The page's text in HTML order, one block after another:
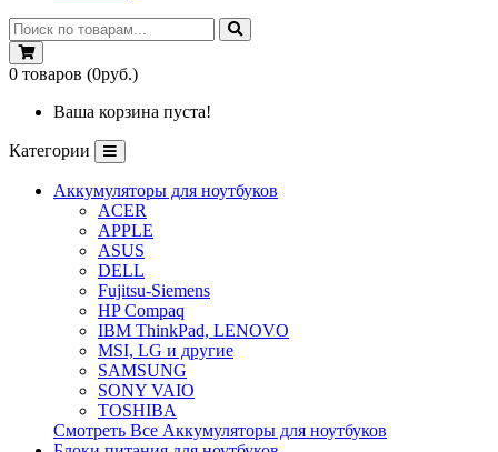
0 товаров (0руб.)
Ваша корзина пуста!
Категории
Аккумуляторы для ноутбуков
ACER
APPLE
ASUS
DELL
Fujitsu-Siemens
HP Compaq
IBM ThinkPad, LENOVO
MSI, LG и другие
SAMSUNG
SONY VAIO
TOSHIBA
Смотреть Все Аккумуляторы для ноутбуков